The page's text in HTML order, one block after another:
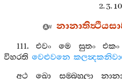
2. 3.
111.එවං මෙ සුතං එකං
විහරති වෙළුවනෙ
අථ
ඛො සම‍්බහුලා